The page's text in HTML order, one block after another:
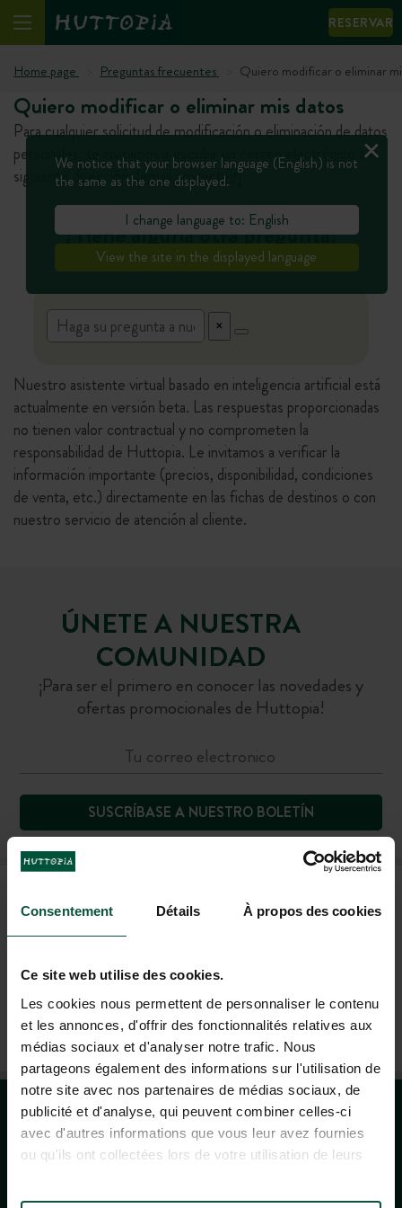
Consentement Détails À propos des cookies
Ce site web utilise des cookies.
Les cookies nous permettent de personnaliser le contenu
et les annonces, d'offrir des fonctionnalités relatives aux
médias sociaux et d'analyser notre trafic. Nous
partageons également des informations sur l'utilisation de
notre site avec nos partenaires de médias sociaux, de
publicité et d'analyse, qui peuvent combiner celles-ci
avec d'autres informations que vous leur avez fournies
ou qu'ils ont collectées lors de votre utilisation de leurs
RESERVAR
Home page Preguntas frecuentes Quiero modificar o eliminar
Quiero modificar o eliminar mis datos
Para cualquier solicitud de modificación o eliminación de datos
personales, te invitamos a escribir un correo electrónico a la
siguiente dirección:[email protected]
¿Tiene alguna otra pregunta?
Nuestro asistente virtual basado en inteligencia artificial está
actualmente en versión beta. Las respuestas proporcionadas
no tienen valor contractual y no comprometen la
responsabilidad de Huttopia. Le invitamos a verificar la
información importante (precios, disponibilidad, condiciones
de venta, etc.) directamente en las fichas de destinos o con
nuestro servicio de atención al cliente.
We notice that your browser language (English) is not
the same as the one displayed.
I change language to: English
View the site in the displayed language
ÚNETE A NUESTRA
COMUNIDAD
¡Para ser el primero en conocer las novedades y
ofertas promocionales de Huttopia!
SUSCRÍBASE A NUESTRO BOLETÍN
+33 4 37 64 22 35
(LUN–VIE: 9H–19H; SÁB: 9H–18H)